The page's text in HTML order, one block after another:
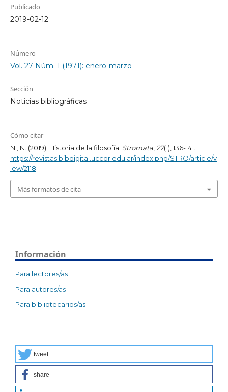
Publicado
2019-02-12
Número
Vol. 27 Núm. 1 (1971): enero-marzo
Sección
Noticias bibliográficas
Cómo citar
N., N. (2019). Historia de la filosofía. Stromata,27(1), 136-141.
https://revistas.bibdigital.uccor.edu.ar/index.php/STRO/article/v
iew/2118
Más formatos de cita
Información
Para lectores/as
Para autores/as
Para bibliotecarios/as
tweet
share